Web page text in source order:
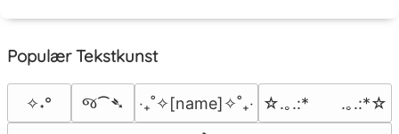
Populær Tekstkunst
✧˖° જ⁀➴ ‎‧₊˚✧[name]✧˚₊‧ ☆.｡.:*　　.｡.:*☆